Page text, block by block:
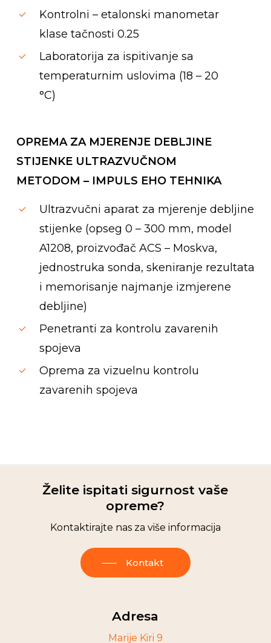
Kontrolni – etalonski manometar
klase tačnosti 0.25
Laboratorija za ispitivanje sa
temperaturnim uslovima (18 – 20
°C)
OPREMA ZA MJERENJE DEBLJINE
STIJENKE ULTRAZVUČNOM
METODOM – IMPULS EHO TEHNIKA
Ultrazvučni aparat za mjerenje debljine
stijenke (opseg 0 – 300 mm, model
A1208, proizvođač ACS – Moskva,
jednostruka sonda, skeniranje rezultata
i memorisanje najmanje izmjerene
debljine)
Penetranti za kontrolu zavarenih
spojeva
Oprema za vizuelnu kontrolu
zavarenih spojeva
Želite ispitati sigurnost vaše
opreme?
Kontaktirajte nas za više informacija
Kontakt
Adresa
Marije Kiri 9